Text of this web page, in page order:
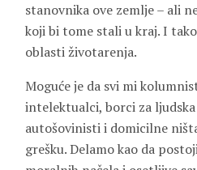
stanovnika ove zemlje – ali
koji bi tome stali u kraj. I
oblasti životarenja.
Moguće je da svi mi
intelektualci, borci za
autošovinisti i domicilne
grešku. Delamo kao da